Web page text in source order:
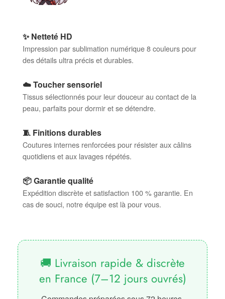
✨ Netteté HD
Impression par sublimation numérique 8 couleurs pour
des détails ultra précis et durables.
☁️ Toucher sensoriel
Tissus sélectionnés pour leur douceur au contact de la
peau, parfaits pour dormir et se détendre.
🧵 Finitions durables
Coutures internes renforcées pour résister aux câlins
quotidiens et aux lavages répétés.
📦 Garantie qualité
Expédition discrète et satisfaction 100 % garantie. En
cas de souci, notre équipe est là pour vous.
🚚 Livraison rapide & discrète
en France (7–12 jours ouvrés)